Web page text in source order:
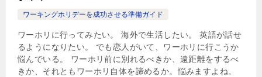
ワーキングホリデーを成功させる準備ガイド
ワーホリに行ってみたい。 海外で生活したい。 英語が話せ
るようになりたい。 でも恋人がいて、ワーホリに行こうか
悩んでいる。 ワーホリ前に別れるべきか、遠距離をするべ
きか、それともワーホリ自体を諦めるか。悩みますよね。